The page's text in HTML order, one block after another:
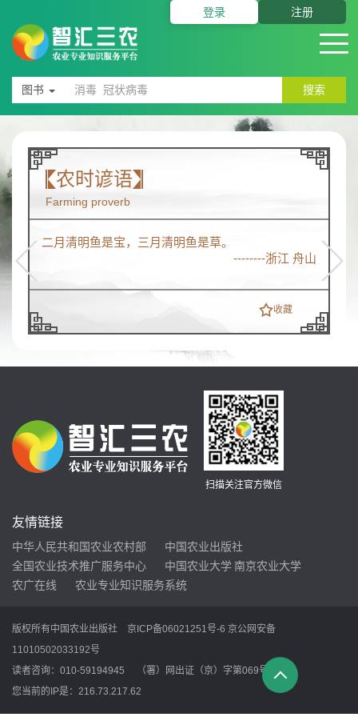
登录 注册
图书 搜索
农时谚语
Farming proverb
二月清明鱼是宝，三月清明鱼是草。
--------浙江 舟山
收藏
扫描关注官方微信
友情链接
中华人民共和国农业农村部
中国农业出版社
全国农业技术推广服务中心
中国农业大学 南京农业大学
农广在线
农业专业知识服务系统
版权所有中国农业出版社 京ICP备06021251号-6 京公网安备
11010502033192号
读者咨询：010-59194945 （署）网出证（京）字第069号
您当前的IP是： 216.73.217.62